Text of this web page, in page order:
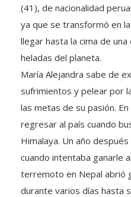
(41), de nacionalidad
ya que se transformó en
llegar hasta la cima de
heladas del planeta.
María Alejandra sabe de
sufrimientos y pelear por
las metas de su pasión.
regresar al país cuando
Himalaya. Un año
cuando intentaba ganarle
terremoto en Nepal abrió
durante varios días hasta